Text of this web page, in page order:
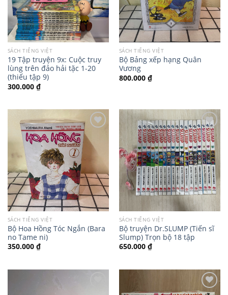
SÁCH TIẾNG VIỆT
19 Tập truyện 9x: Cuộc truy
lùng trên đảo hải tặc 1-20
(thiếu tập 9)
300.000 ₫
SÁCH TIẾNG VIỆT
Bộ Bảng xếp hạng Quân
Vương
800.000 ₫
SÁCH TIẾNG VIỆT
Bộ Hoa Hồng Tóc Ngắn (Bara
no Tame ni)
350.000 ₫
SÁCH TIẾNG VIỆT
Bộ truyện Dr.SLUMP (Tiến sĩ
Slump) Trọn bộ 18 tập
650.000 ₫